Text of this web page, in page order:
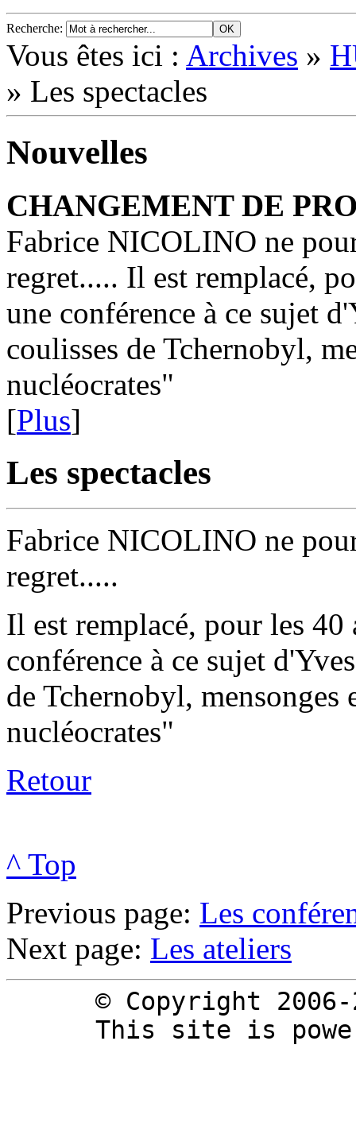
Recherche:
Vous êtes ici : Archives »
» Les spectacles
Nouvelles
CHANGEMENT DE
Fabrice NICOLINO ne
regret..... Il est remplacé,
une conférence à ce sujet
coulisses de Tchernobyl,
nucléocrates"
[Plus]
Les spectacles
Fabrice NICOLINO ne
regret.....
Il est remplacé, pour les
conférence à ce sujet
de Tchernobyl, mensonges
nucléocrates"
Retour
^ Top
Previous page: Les
Next page: Les ateliers
© Copyright 2006-
This site is